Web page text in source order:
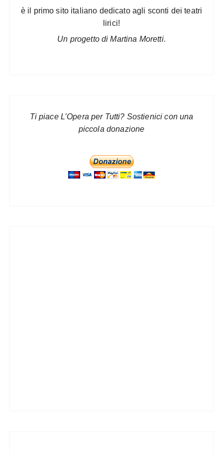
è il primo sito italiano dedicato agli sconti dei teatri
lirici!
Un progetto di Martina Moretti.
Ti piace L’Opera per Tutti? Sostienici con una
piccola donazione